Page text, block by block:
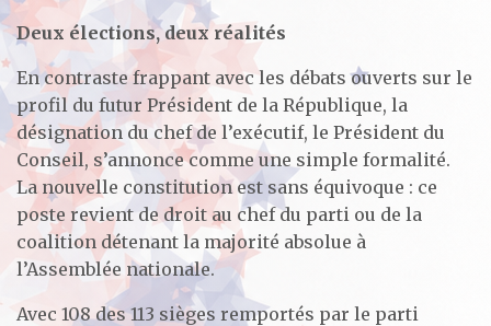
Deux élections, deux réalités
En contraste frappant avec les débats ouverts sur le
profil du futur Président de la République, la
désignation du chef de l’exécutif, le Président du
Conseil, s’annonce comme une simple formalité.
La nouvelle constitution est sans équivoque : ce
poste revient de droit au chef du parti ou de la
coalition détenant la majorité absolue à
l’Assemblée nationale.
Avec 108 des 113 sièges remportés par le parti